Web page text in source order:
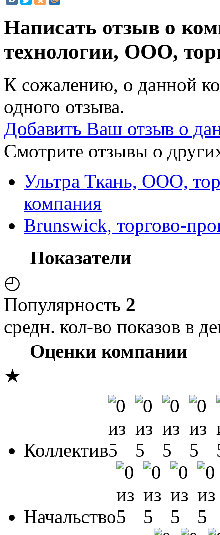
Написать отзыв о
технологии, ООО,
К сожалению, о данной
одного отзыва.
Добавить Ваш отзыв о
Смотрите отзывы о
Ультра Ткань, ООО,
компания
Brunswick, торгово-
Показатели
◴
Популярность 2
средн. кол-во показов в
Оценки компании
★
Коллектив
Начальство